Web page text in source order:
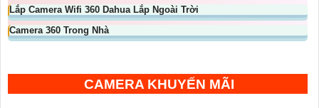
Lắp Camera Wifi 360 Dahua Lắp Ngoài Trời
Camera 360 Trong Nhà
CAMERA KHUYẾN MÃI